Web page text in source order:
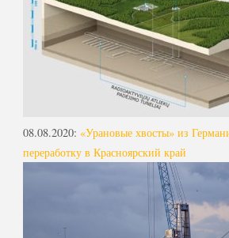
08.08.2020: «Урановые хвосты» из
переработку в Красноярский край